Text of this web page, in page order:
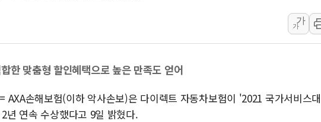
인천 선재도 갯벌서
인천서 말다툼 중 어
'화합' 꺼낸 김민석에 '
李대통령, ISA 개편
가
가
한 맞춤형 할인혜택으로 높은 만족도 얻어
AXA손해보험(이하 악사손보)은 다이렉트 자동차보험이 '2021 국가서비스대
년 연속 수상했다고 9일 밝혔다.